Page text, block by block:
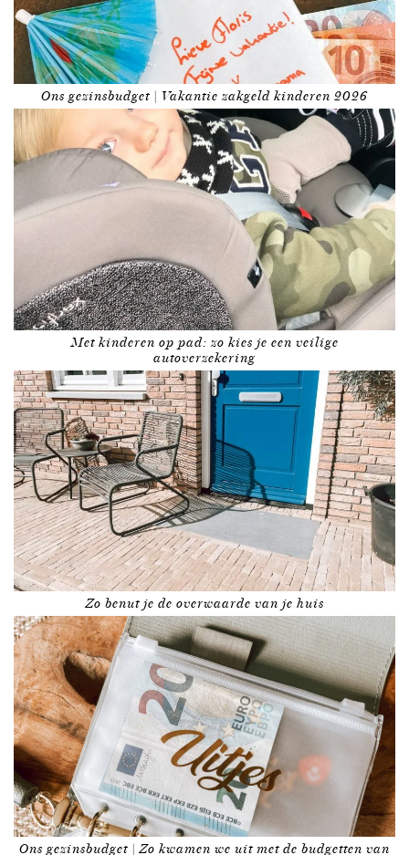
Ons gezinsbudget | Vakantie zakgeld kinderen 2026
Met kinderen op pad: zo kies je een veilige
autoverzekering
Zo benut je de overwaarde van je huis
Ons gezinsbudget | Zo kwamen we uit met de budgetten van